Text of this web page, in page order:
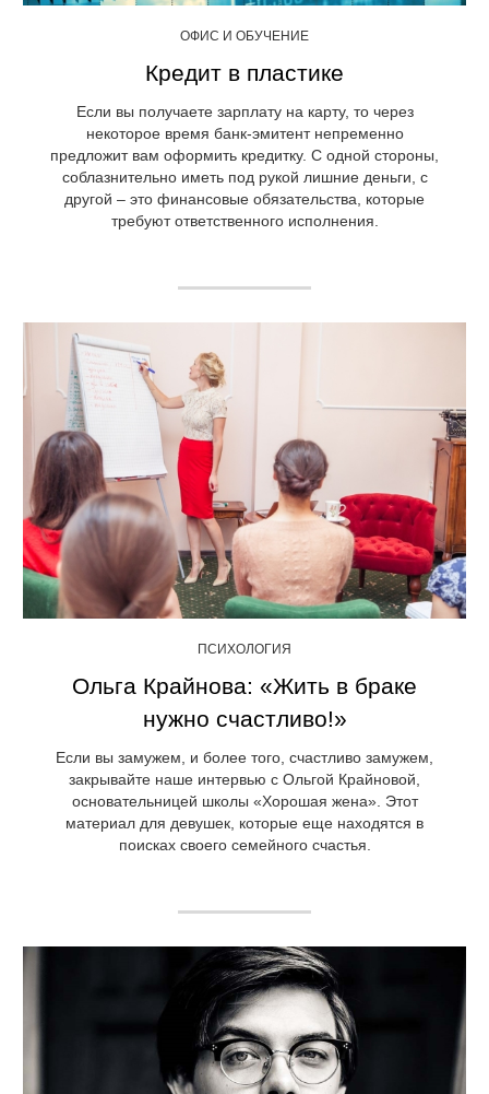
ОФИС И ОБУЧЕНИЕ
Кредит в пластике
Если вы получаете зарплату на карту, то через
некоторое время банк-эмитент непременно
предложит вам оформить кредитку. С одной стороны,
соблазнительно иметь под рукой лишние деньги, с
другой – это финансовые обязательства, которые
требуют ответственного исполнения.
ПСИХОЛОГИЯ
Ольга Крайнова: «Жить в браке
нужно счастливо!»
Если вы замужем, и более того, счастливо замужем,
закрывайте наше интервью с Ольгой Крайновой,
основательницей школы «Хорошая жена». Этот
материал для девушек, которые еще находятся в
поисках своего семейного счастья.